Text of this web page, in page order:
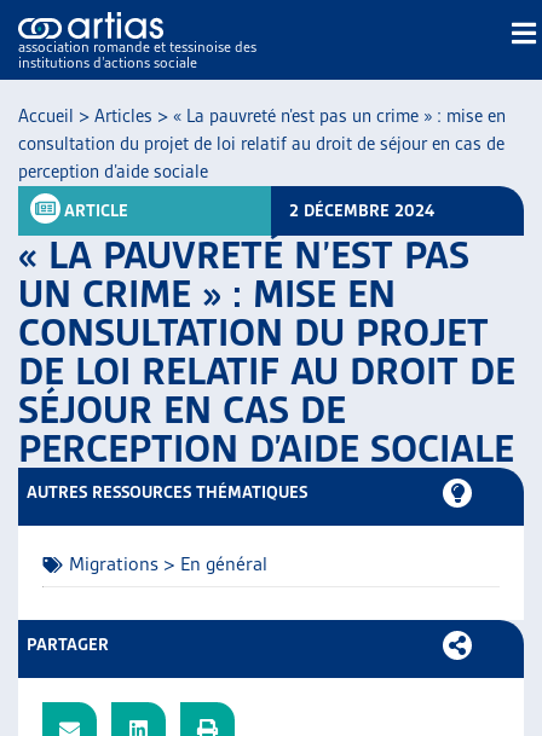
association romande et tessinoise des
institutions d’actions sociale
NOS PUBLICATIONS
ARTICLES
DOSSIERS DU MOIS
VEILLE
RESSOURCES
THÉMATIQUES
GUIDE SOCIAL ROMAND
AUTRES
ARTIAS
L’ASSOCIATION
PROJETS ET ACTIVITÉS
JOURNÉES D’AUTOMNE
Accueil > Articles > « La pauvreté n’est pas un crime » : mise en
consultation du projet de loi relatif au droit de séjour en cas de
perception d’aide sociale
ARTICLE 2 DÉCEMBRE 2024
« LA PAUVRETÉ N’EST PAS
UN CRIME » : MISE EN
CONSULTATION DU PROJET
DE LOI RELATIF AU DROIT DE
SÉJOUR EN CAS DE
PERCEPTION D’AIDE SOCIALE
AUTRES RESSOURCES THÉMATIQUES
Migrations > En général
PARTAGER